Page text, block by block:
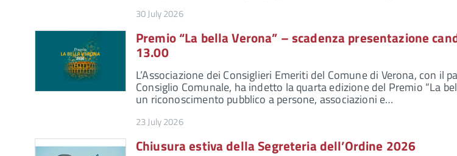
30 July 2026
Premio “La bella Verona” – scadenza presentazione
13.00
L’Associazione dei Consiglieri Emeriti del Comune di Verona, con il
Consiglio Comunale, ha indetto la quarta edizione del Premio “La
un riconoscimento pubblico a persone, associazioni e…
23 July 2026
Chiusura estiva della Segreteria dell’Ordine 2026